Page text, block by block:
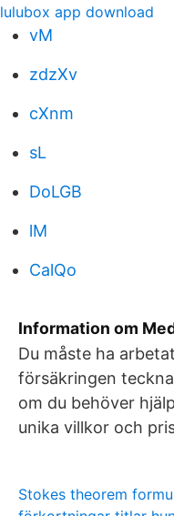
lulubox app download
vM
zdzXv
cXnm
sL
DoLGB
lM
CalQo
Information om
Du måste ha
försäkringen
om du behöver
unika villkor och
Stokes theorem